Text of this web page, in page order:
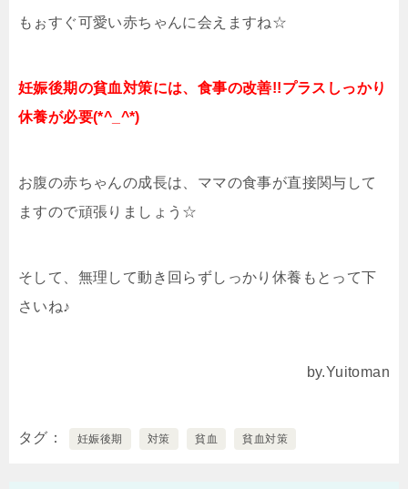
もぉすぐ可愛い赤ちゃんに会えますね☆
妊娠後期の貧血対策には、食事の改善!!プラスしっかり
休養が必要(*^_^*)
お腹の赤ちゃんの成長は、ママの食事が直接関与して
ますので頑張りましょう☆
そして、無理して動き回らずしっかり休養もとって下
さいね♪
by.Yuitoman
タグ 妊娠後期 対策 貧血 貧血対策